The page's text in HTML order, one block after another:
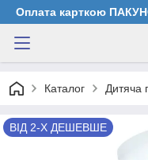
Оплата карткою
Каталог Дитяча
ВІД 2-Х ДЕШЕВШЕ